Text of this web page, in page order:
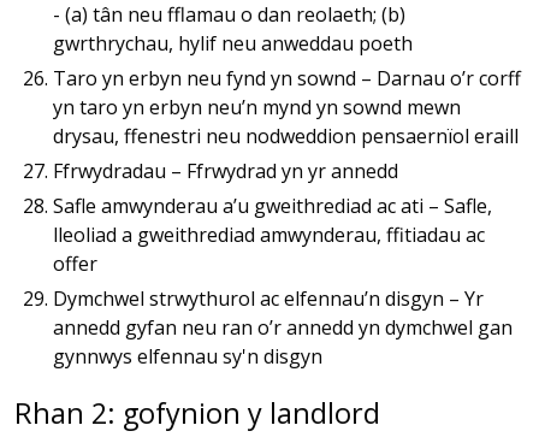
- (a) tân neu fflamau o dan reolaeth; (b)
gwrthrychau, hylif neu anweddau poeth
Taro yn erbyn neu fynd yn sownd – Darnau o’r corff
yn taro yn erbyn neu’n mynd yn sownd mewn
drysau, ffenestri neu nodweddion pensaernïol eraill
Ffrwydradau – Ffrwydrad yn yr annedd
Safle amwynderau a’u gweithrediad ac ati – Safle,
lleoliad a gweithrediad amwynderau, ffitiadau ac
offer
Dymchwel strwythurol ac elfennau’n disgyn – Yr
annedd gyfan neu ran o’r annedd yn dymchwel gan
gynnwys elfennau sy'n disgyn
Rhan 2: gofynion y landlord